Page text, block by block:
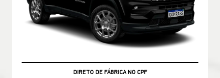
DIRETO DE FÁBRICA NO CPF